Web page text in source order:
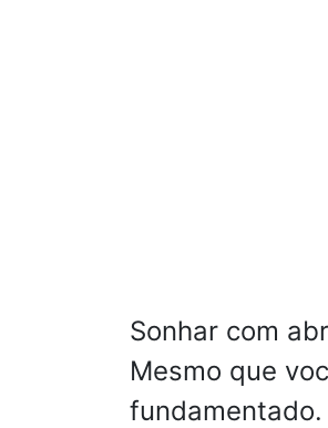
Sonhar com
Mesmo que